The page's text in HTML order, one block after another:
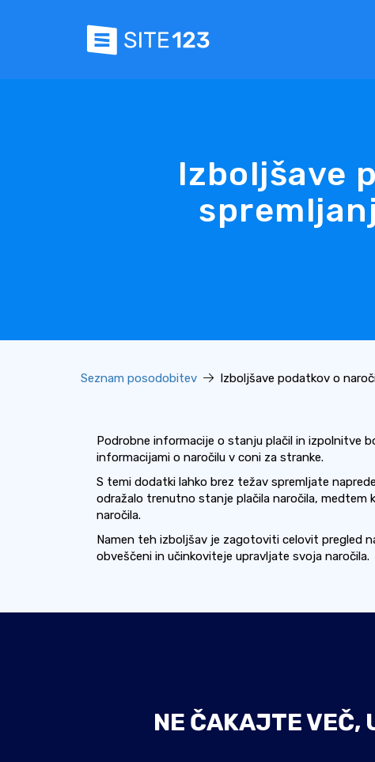
Izboljšave
Seznam posodobitev Izboljšave podatkov o
Podrobne informacije o stanju plačil in izpolnitve
informacijami o naročilu v coni za stranke.
S temi dodatki lahko brez težav spremljate
odražalo trenutno stanje plačila naročila, medtem
naročila.
Namen teh izboljšav je zagotoviti celovit pregled
obveščeni in učinkoviteje upravljate svoja naročila.
NE ČAKAJTE VEČ,